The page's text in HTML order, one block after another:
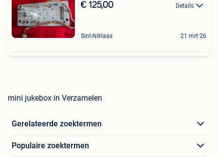
€ 125,00 Details
Sint-Niklaas 21 mrt 26
mini jukebox in Verzamelen
Gerelateerde zoektermen
Populaire zoektermen